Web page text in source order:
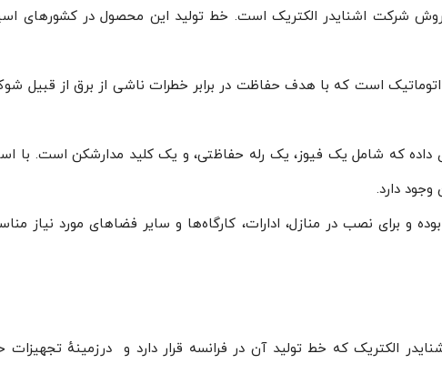
شرکت اشنایدر الکتریک است. خط تولید این محصول در کشورهای
اتوماتیک است که با هدف حفاظت در برابر خطرات ناشی از برق از قبیل
که شامل یک فیوز، یک رله حفاظتی، و یک کلید مدارشکن است. با
وجود دارد.
و برای نصب در منازل، ادارات، کارگاه‌ها و سایر فضاهای مورد نیاز
الکتریک که خط تولید آن در فرانسه قرار دارد و درزمینهٔ